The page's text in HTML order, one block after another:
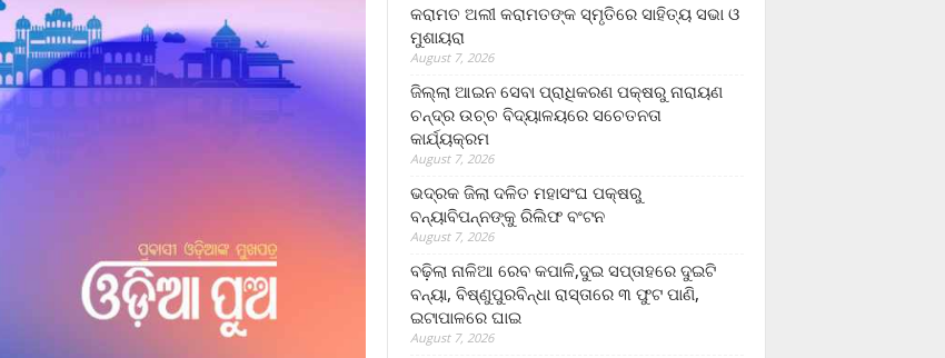
କରାମତ ଅଲୀ କରାମତଙ୍କ ସ୍ମୃତିରେ ସାହିତ୍ୟ ସଭା ଓ
ମୁଶାୟରା
August 7, 2026
ଜିଲ୍ଲା ଆଇନ ସେବା ପ୍ରାଧିକରଣ ପକ୍ଷରୁ ନାରାୟଣ
ଚନ୍ଦ୍ର ଉଚ୍ଚ ବିଦ୍ୟାଳୟରେ ସଚେତନତା
କାର୍ଯ୍ୟକ୍ରମ
August 7, 2026
ଭଦ୍ରକ ଜିଲା ଦଳିତ ମହାସଂଘ ପକ୍ଷରୁ
ବନ୍ୟାବିପନ୍ନଙ୍କୁ ରିଲିଫ ବଂଟନ
August 7, 2026
ବଢ଼ିଲା ନାଳିଆ ରେବ କପାଳି,ଦୁଇ ସପ୍ତାହରେ ଦୁଇଟି
ବନ୍ୟା, ବିଷ୍ଣୁପୁରବିନ୍ଧା ରାସ୍ତାରେ ୩ ଫୁଟ ପାଣି,
ଇଟାପାଳରେ ଘାଇ
August 7, 2026